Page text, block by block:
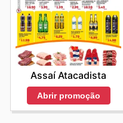
Assaí Atacadista
Abrir promoção